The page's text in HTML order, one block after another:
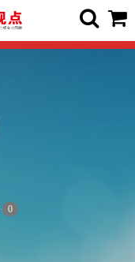
0